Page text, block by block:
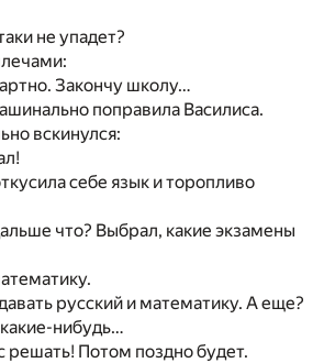
не упадет?
Закончу школу…
поправила Василиса.
вскинулся:
себе язык и торопливо
что? Выбрал, какие экзамены
русский и математику. А еще?
нибудь…
решать! Потом поздно будет.